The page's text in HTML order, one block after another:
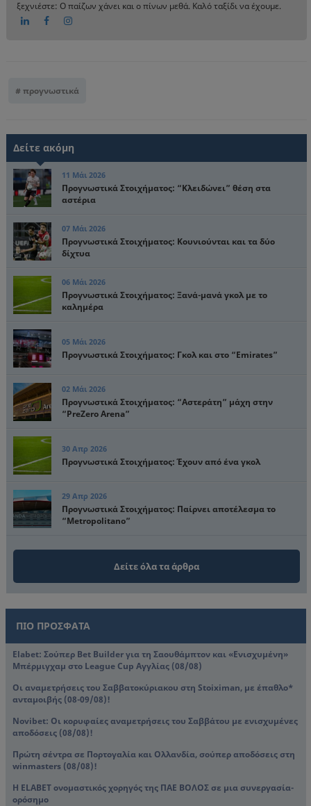
ξεχνιέστε: Ο παίζων χάνει και ο πίνων μεθά. Καλό ταξίδι να έχουμε.
προγνωστικά
Δείτε ακόμη
11 Μάι 2026
Προγνωστικά Στοιχήματος: “Κλειδώνει” θέση στα
αστέρια
07 Μάι 2026
Προγνωστικά Στοιχήματος: Κουνιούνται και τα δύο
δίχτυα
06 Μάι 2026
Προγνωστικά Στοιχήματος: Ξανά-μανά γκολ με το
καλημέρα
05 Μάι 2026
Προγνωστικά Στοιχήματος: Γκολ και στο “Emirates”
02 Μάι 2026
Προγνωστικά Στοιχήματος: “Αστεράτη” μάχη στην
“PreZero Arena”
30 Απρ 2026
Προγνωστικά Στοιχήματος: Έχουν από ένα γκολ
29 Απρ 2026
Προγνωστικά Στοιχήματος: Παίρνει αποτέλεσμα το
“Metropolitano”
Δείτε όλα τα άρθρα
ΠΙΟ ΠΡΟΣΦΑΤΑ
Elabet: Σούπερ Bet Builder για τη Σαουθάμπτον και «Ενισχυμένη»
Μπέρμιγχαμ στο League Cup Αγγλίας (08/08)
Οι αναμετρήσεις του Σαββατοκύριακου στη Stoiximan, με έπαθλο*
ανταμοιβής (08-09/08)!
Novibet: Oι κορυφαίες αναμετρήσεις του Σαββάτου με ενισχυμένες
αποδόσεις (08/08)!
Πρώτη σέντρα σε Πορτογαλία και Ολλανδία, σούπερ αποδόσεις στη
winmasters (08/08)!
Η ELABET ονομαστικός χορηγός της ΠΑΕ ΒΟΛΟΣ σε μια συνεργασία-
ορόσημο